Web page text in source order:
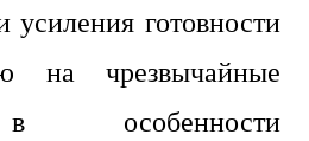
усиления готовности
на чрезвычайные
особенности